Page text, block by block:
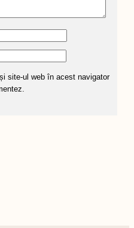
site-ul web în acest navigator